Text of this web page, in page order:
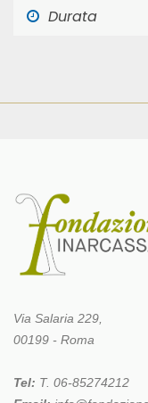
Durata
Via Salaria 229,
00199 - Roma
Tel: T. 06-85274212